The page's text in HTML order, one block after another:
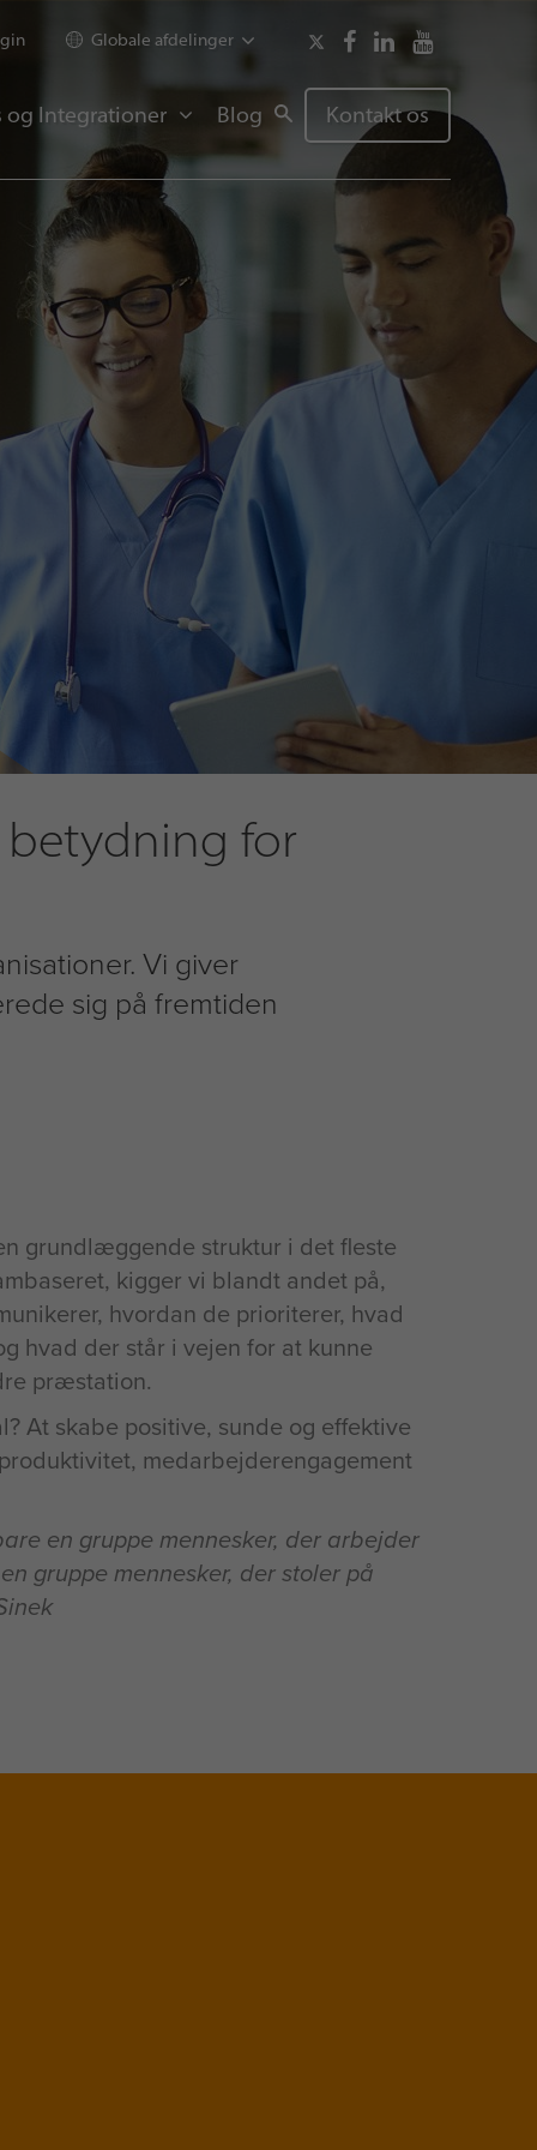
Globale afdelinger
og Integrationer Blog Kontakt os
betydning for
Vi giver
sig på fremtiden
grundlæggende struktur i det fleste
kigger vi blandt andet på,
hvordan de prioriterer, hvad
hvad der står i vejen for at kunne
præstation.
At skabe positive, sunde og effektive
medarbejderengagement
en gruppe mennesker, der arbejder
gruppe mennesker, der stoler på